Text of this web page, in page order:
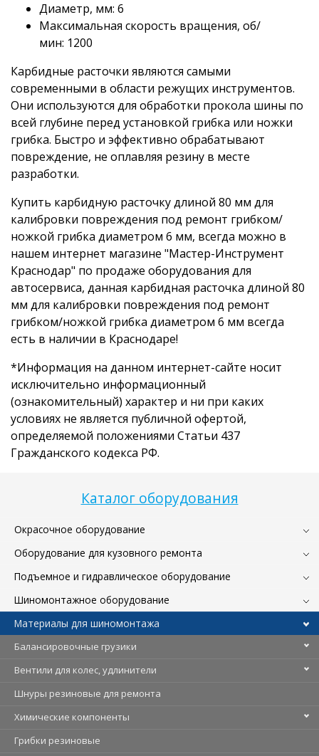
Каталог оборудования
Окрасочное оборудование
Оборудование для кузовного ремонта
Подъемное и гидравлическое оборудование
Шиномонтажное оборудование
Материалы для шиномонтажа
Балансировочные грузики
Вентили для колес, удлинители
Шнуры резиновые для ремонта
Химические компоненты
Грибки резиновые
Диаметр, мм: 6
Максимальная скорость вращения, об/
мин: 1200
Карбидные расточки являются самыми
современными в области режущих инструментов.
Они используются для обработки прокола шины по
всей глубине перед установкой грибка или ножки
грибка. Быстро и эффективно обрабатывают
повреждение, не оплавляя резину в месте
разработки.
Купить карбидную расточку длиной 80 мм для
калибровки повреждения под ремонт грибком/
ножкой грибка диаметром 6 мм, всегда можно в
нашем интернет магазине "Мастер-Инструмент
Краснодар" по продаже оборудования для
автосервиса, данная карбидная расточка длиной 80
мм для калибровки повреждения под ремонт
грибком/ножкой грибка диаметром 6 мм всегда
есть в наличии в Краснодаре!
*Информация на данном интернет-сайте носит
исключительно информационный
(ознакомительный) характер и ни при каких
условиях не является публичной офертой,
определяемой положениями Статьи 437
Гражданского кодекса РФ.